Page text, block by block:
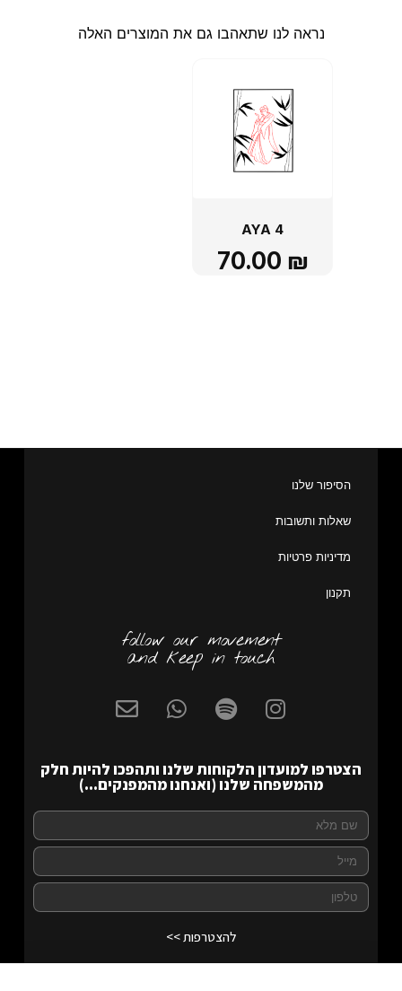
נראה לנו שתאהבו גם את המוצרים האלה
AYA 4
70.00 ₪
הסיפור שלנו
שאלות ותשובות
מדיניות פרטיות
תקנון
follow our movement
and keep in touch
הצטרפו למועדון הלקוחות שלנו ותהפכו להיות חלק
מהמשפחה שלנו (ואנחנו מהמפנקים...)
להצטרפות >>